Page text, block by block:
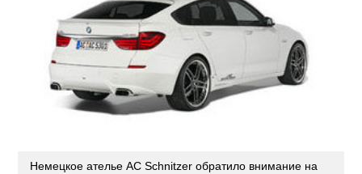
Немецкое ателье AC Schnitzer обратило внимание на